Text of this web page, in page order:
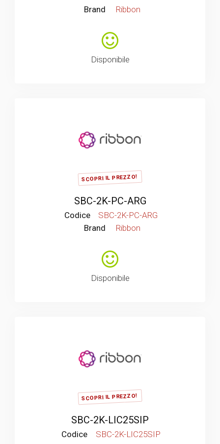
Brand
Ribbon
Disponibile
SCOPRI IL PREZZO!
SBC-2K-PC-ARG
Codice
SBC-2K-PC-ARG
Brand
Ribbon
Disponibile
SCOPRI IL PREZZO!
SBC-2K-LIC25SIP
Codice
SBC-2K-LIC25SIP